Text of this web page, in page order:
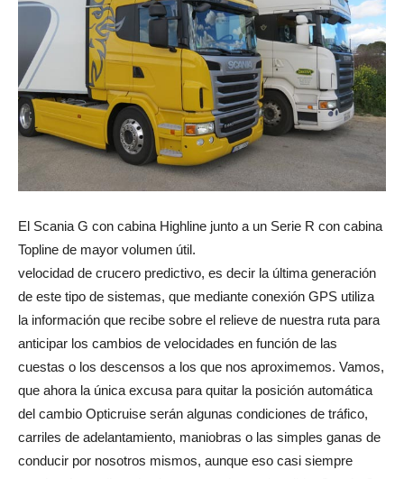
El Scania G con cabina Highline junto a un Serie R con cabina
Topline de mayor volumen útil.
velocidad de crucero predictivo, es decir la última generación
de este tipo de sistemas, que mediante conexión GPS utiliza
la información que recibe sobre el relieve de nuestra ruta para
anticipar los cambios de velocidades en función de las
cuestas o los descensos a los que nos aproximemos. Vamos,
que ahora la única excusa para quitar la posición automática
del cambio Opticruise serán algunas condiciones de tráfico,
carriles de adelantamiento, maniobras o las simples ganas de
conducir por nosotros mismos, aunque eso casi siempre